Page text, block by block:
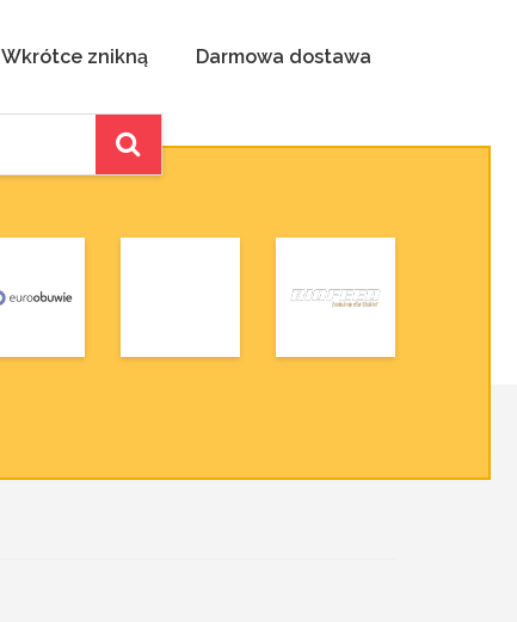
Wkrótce znikną Darmowa dostawa